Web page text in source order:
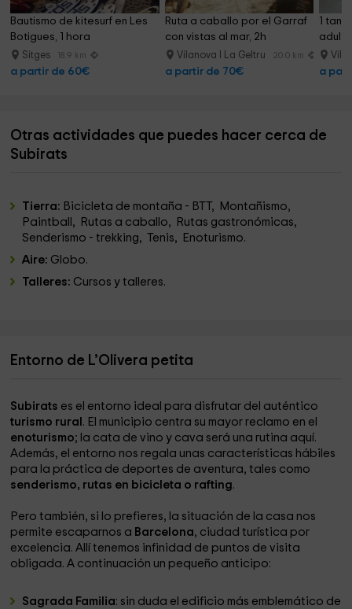
Bautismo de kitesurf en Les
Botigues, 1 hora
Sitges 18.9 km
a partir de 60€
Ruta a caballo por el Garraf
con vistas al mar, 2h
Vilanova I La Geltru 20.0 km
a partir de 70€
1
a
Otras actividades que puedes hacer cerca de
Subirats
Tierra: Bicicleta de montaña - BTT, Montañismo,
Paintball, Rutas a caballo, Rutas gastronómicas,
Senderismo - trekking, Tenis, Enoturismo.
Aire: Globo.
Talleres: Cursos y talleres.
Entorno de L’Olivera petita
Subirats es el entorno ideal para disfrutar del auténtico
turismo rural . El municipio centra su mayor reclamo en el
enoturismo; la cata de vino y cava será una rutina aquí.
Además, el entorno nos regala unas características hábiles
para la práctica de deportes de aventura, tales como
senderismo, rutas en bicicleta o rafting.
Pero también, si lo prefieres, la situación de la casa nos
permite escaparnos a Barcelona, ciudad turística por
excelencia. Allí tenemos infinidad de puntos de visita
obligada. A continuación un pequeño anticipo:
Sagrada Familia: sin duda el edificio más emblemático de